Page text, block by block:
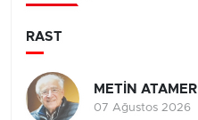
RAST
METİN ATAMER
07 Ağustos 2026